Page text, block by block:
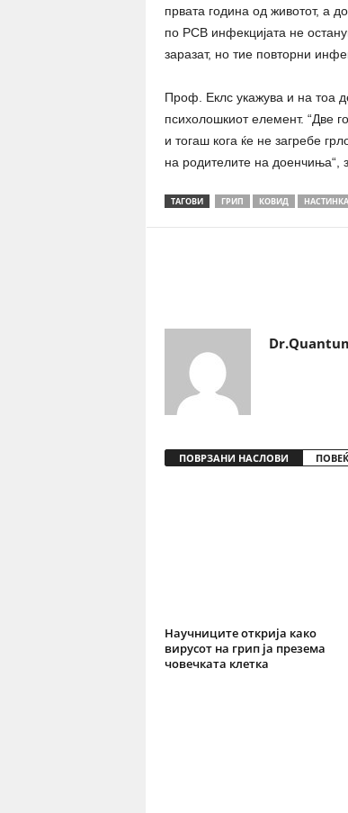
првата година од животот, а
по РСВ инфекцијата не
заразат, но тие повторни
Проф. Еклс укажува и на тоа
психолошкиот елемент. “Две
и тогаш кога ќе не загребе
на родителите на доенчиња“,
ТАГОВИ ГРИП КОВИД НАСТИНКА
ПОВРЗАНИ НАСЛОВИ
Научниците открија како
вирусот на грип ја презема
човечката клетка